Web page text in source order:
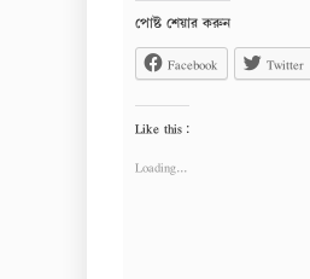
পোষ্ট শেয়ার করুন
Facebook
Twitter
Like this:
Loading...